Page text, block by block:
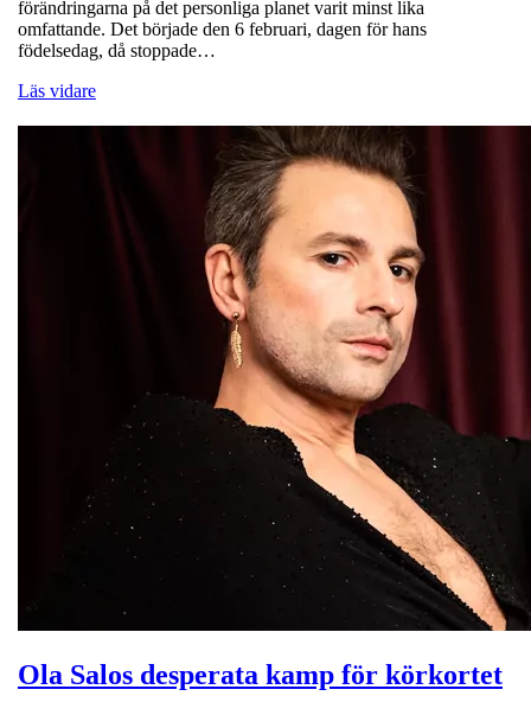
förändringarna på det personliga planet varit minst lika
omfattande. Det började den 6 februari, dagen för hans
födelsedag, då stoppade…
Läs vidare
Ola Salos desperata kamp för körkortet